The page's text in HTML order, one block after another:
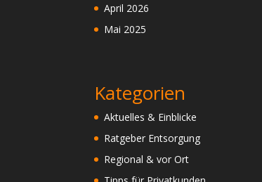
April 2026
Mai 2025
Kategorien
Aktuelles & Einblicke
Ratgeber Entsorgung
Regional & vor Ort